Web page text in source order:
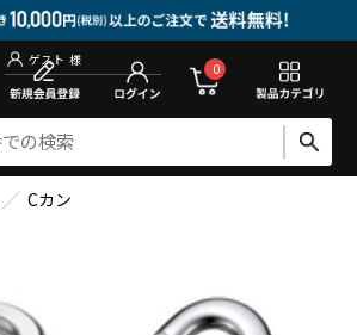
ゲスト 新規会員登録
0
Cカン